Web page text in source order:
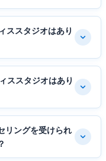
ススタジオはあり
ススタジオはあり
リングを受けられ